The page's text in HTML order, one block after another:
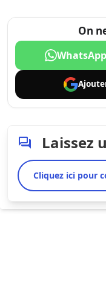
On
WhatsApp
Laissez
Cliquez ici pour